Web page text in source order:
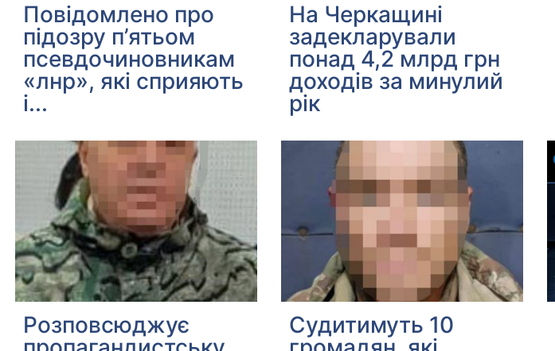
Повідомлено про
підозру п’ятьом
псевдочиновникам
«лнр», які сприяють
і...
На Черкащині
задекларували
понад 4,2 млрд грн
доходів за минулий
рік
Розповсюджує
Судитимуть 10